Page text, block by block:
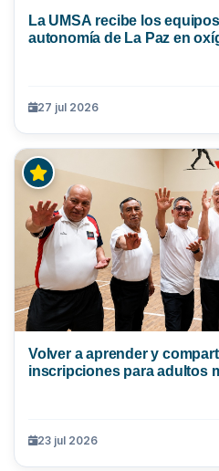
La UMSA recibe los
autonomía de La Paz en
27 jul 2026
Volver a aprender y
inscripciones para adultos
23 jul 2026